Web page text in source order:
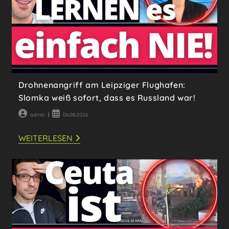
Drohnenangriff am Leipziger Flughafen:
Slomka weiß sofort, dass es Russland war!
Beitrags-
admin
Beitrag06.08.2026
WEITERLESENDROHNENANGRIFF
AM
FLUGHAFEN:
SLOMKA
WEISS S
OFORT, D
ASS E
S R
USSLAND W
AR!